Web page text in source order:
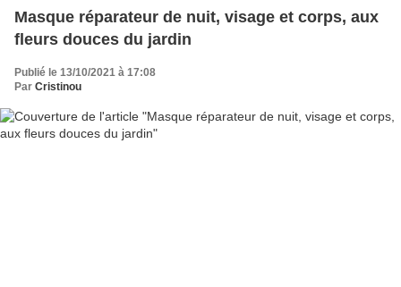
Masque réparateur de nuit, visage et corps, aux
fleurs douces du jardin
Publié le 13/10/2021 à 17:08
Par Cristinou